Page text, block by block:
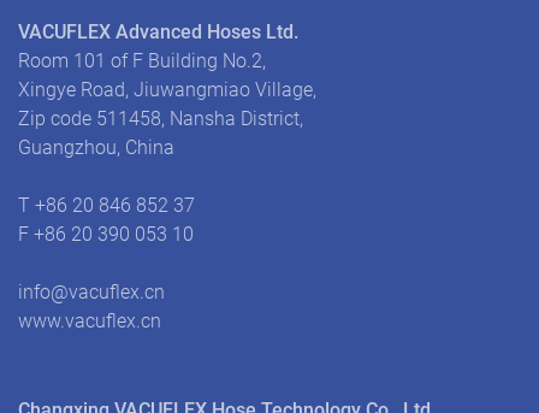
VACUFLEX Advanced Hoses Ltd.
Room 101 of F Building No.2,
Xingye Road, Jiuwangmiao Village,
Zip code 511458, Nansha District,
Guangzhou, China
T +86 20 846 852 37
F +86 20 390 053 10
info@vacuflex.cn
www.vacuflex.cn